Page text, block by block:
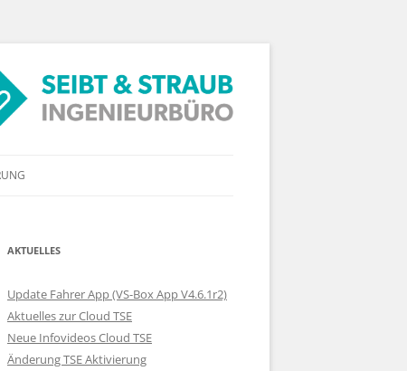
AKTUELLES
Update Fahrer App (VS-Box App V4.6.1r2)
Aktuelles zur Cloud TSE
Neue Infovideos Cloud TSE
Änderung TSE Aktivierung